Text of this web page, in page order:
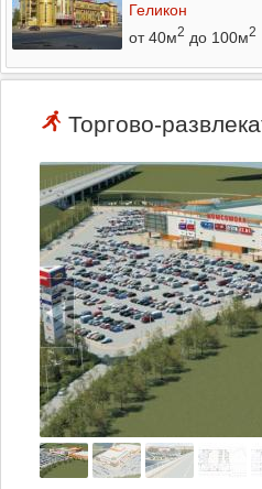
Геликон
от 40м2 до 100м2
Торгово-